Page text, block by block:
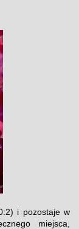
i pozostaje w
miejsca,